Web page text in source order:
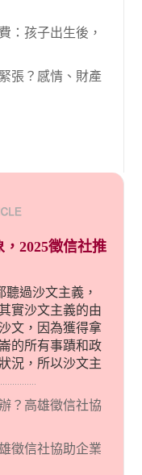
：孩子出生後，
張？感情、財產
2025徵信社推
聽過沙文主義，
實沙文主義的由
文，因為獲得拿
的所有事蹟和政
況，所以沙文主
，而且有沙文主
家和民族有超強
家的人，所以沙
？高雄徵信社協
徵信社協助企業